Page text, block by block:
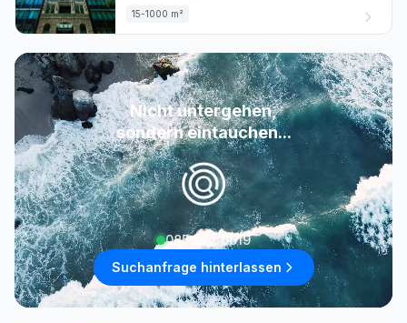
15-1000 m²
Nicht untergehen,
sondern eintauchen...
085 222 0619
Suchanfrage hinterlassen